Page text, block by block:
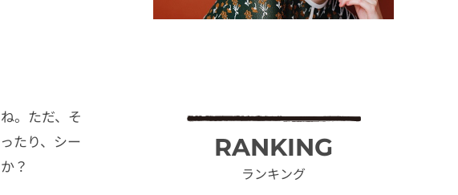
。ただ、そ
たり、シー
か？
RANKING
ランキング